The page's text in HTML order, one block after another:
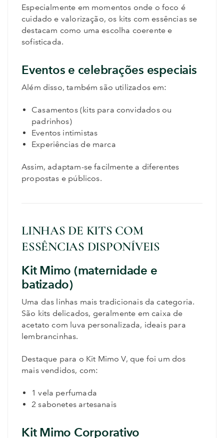
Especialmente em momentos onde o foco é
cuidado e valorização, os kits com essências se
destacam como uma escolha coerente e
sofisticada.
Eventos e celebrações especiais
Além disso, também são utilizados em:
Casamentos (kits para convidados ou
padrinhos)
Eventos intimistas
Experiências de marca
Assim, adaptam-se facilmente a diferentes
propostas e públicos.
LINHAS DE KITS COM
ESSÊNCIAS DISPONÍVEIS
Kit Mimo (maternidade e
batizado)
Uma das linhas mais tradicionais da categoria.
São kits delicados, geralmente em caixa de
acetato com luva personalizada, ideais para
lembrancinhas.
Destaque para o Kit Mimo V, que foi um dos
mais vendidos, com:
1 vela perfumada
2 sabonetes artesanais
Kit Mimo Corporativo